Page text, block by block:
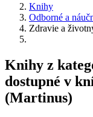
Knihy
Odborné a
Zdravie a
Knihy z
dostupné v
(Martinus)